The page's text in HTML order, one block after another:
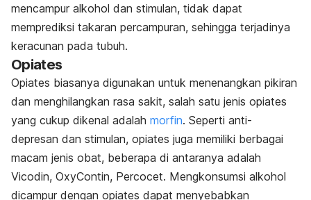
mencampur alkohol dan stimulan, tidak dapat
memprediksi takaran percampuran, sehingga terjadinya
keracunan pada tubuh.
Opiates
Opiates biasanya digunakan untuk menenangkan pikiran
dan menghilangkan rasa sakit, salah satu jenis opiates
yang cukup dikenal adalah morfin. Seperti anti-
depresan dan stimulan, opiates juga memiliki berbagai
macam jenis obat, beberapa di antaranya adalah
Vicodin, OxyContin, Percocet. Mengkonsumsi alkohol
dicampur dengan opiates dapat menyebabkan